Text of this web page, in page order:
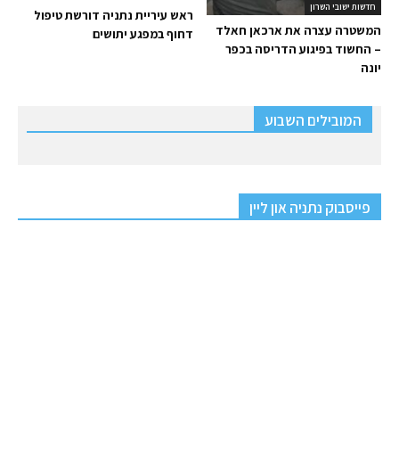
ראש עיריית נתניה דורשת טיפול
דחוף במפגע יתושים
חדשות ישובי השרון
המשטרה עצרה את ארכאן חאלד
– החשוד בפיגוע הדריסה בכפר
יונה
המובילים השבוע
פייסבוק נתניה און ליין